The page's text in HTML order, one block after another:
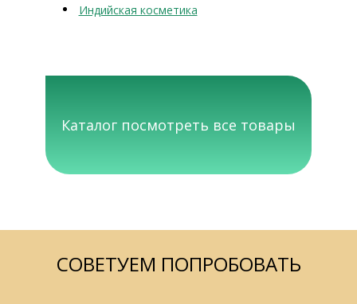
Индийская косметика
Каталог посмотреть все товары
СОВЕТУЕМ ПОПРОБОВАТЬ